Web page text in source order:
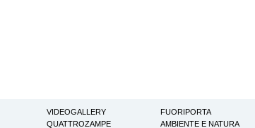
VIDEOGALLERY
FUORIPORTA
QUATTROZAMPE
AMBIENTE E NATURA